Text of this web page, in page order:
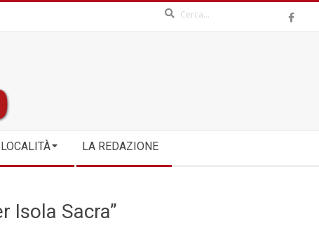
LOCALITÀ LA REDAZIONE
Isola Sacra”